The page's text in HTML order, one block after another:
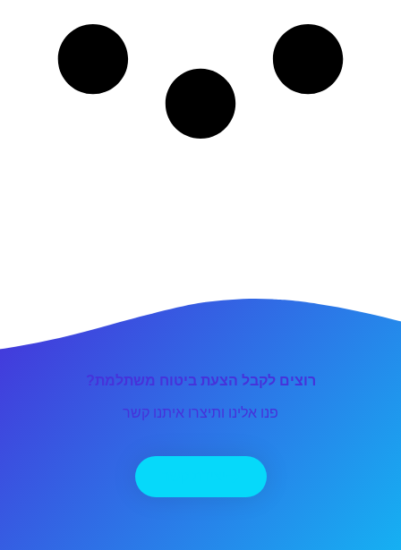
רוצים לקבל הצעת ביטוח משתלמת?
פנו אלינו ותיצרו איתנו קשר